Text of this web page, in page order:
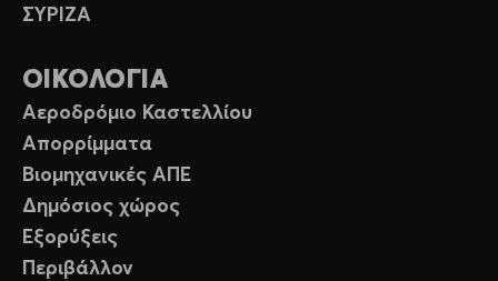
ΣΥΡΙΖΑ
ΟΙΚΟΛΟΓΙΑ
Αεροδρόμιο Καστελλίου
Απορρίμματα
Βιομηχανικές ΑΠΕ
Δημόσιος χώρος
Εξορύξεις
Περιβάλλον